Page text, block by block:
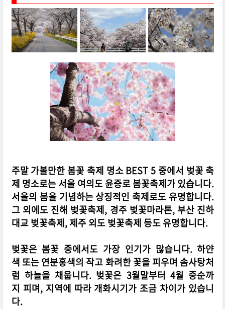
주말 가볼만한 봄꽃 축제 명소 BEST 5 중에서 벚꽃 축
제 명소로는 서울 여의도 윤증로 봄꽃축제가 있습니다.
서울의 봄을 기념하는 상징적인 축제로도 유명합니다.
그 외에도 진해 벚꽃축제, 경주 벚꽃마라톤, 부산 진하
대교 벚꽃축제, 제주 외도 벚꽃축제 등도 유명합니다.
벚꽃은 봄꽃 중에서도 가장 인기가 많습니다. 하얀
색 또는 연분홍색의 작고 화려한 꽃을 피우며 솜사탕처
럼 하늘을 채웁니다. 벚꽃은 3월말부터 4월 중순까
지 피며, 지역에 따라 개화시기가 조금 차이가 있습니
다.